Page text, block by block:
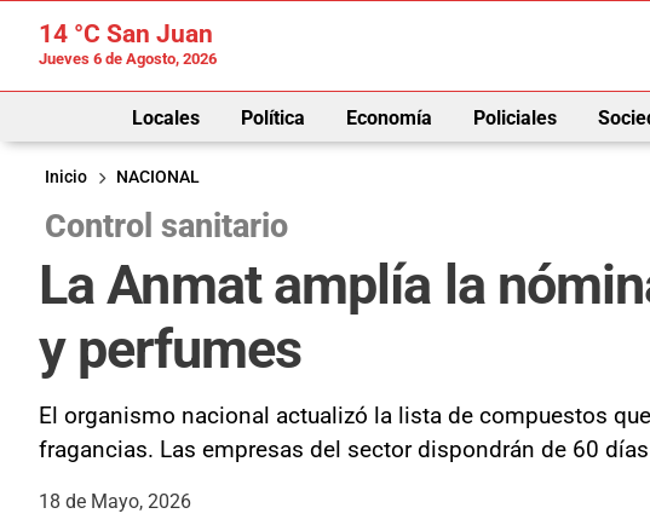
14 °C San Juan
Jueves 6 de Agosto, 2026
Locales Política Economía Policiales
Inicio
NACIONAL
Control sanitario
La Anmat amplía la
y perfumes
El organismo nacional actualizó la lista de compuestos
fragancias. Las empresas del sector dispondrán de 60
18 de Mayo, 2026